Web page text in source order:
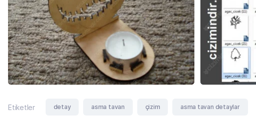
Etiketler detay asma tavan çizim asma tavan detaylar